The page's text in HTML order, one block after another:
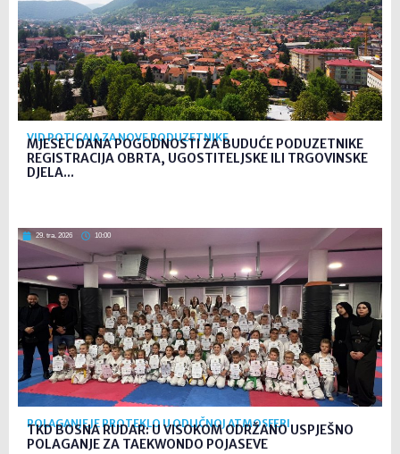
VID POTICAJA ZA NOVE PODUZETNIKE
MJESEC DANA POGODNOSTI ZA BUDUĆE PODUZETNIKE
REGISTRACIJA OBRTA, UGOSTITELJSKE ILI TRGOVINSKE
DJELA...
29. tra. 2026 10:00
POLAGANJE JE PROTEKLO U ODLIČNOJ ATMOSFERI
TKD BOSNA RUDAR: U VISOKOM ODRŽANO USPJEŠNO
POLAGANJE ZA TAEKWONDO POJASEVE